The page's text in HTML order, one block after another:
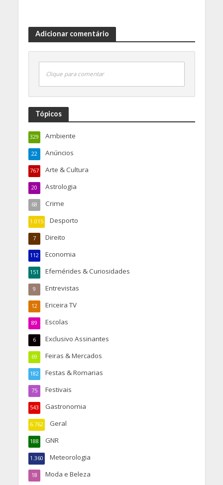
Adicionar comentário
Clique para comentar
Tópicos
Ambiente
329
Anúncios
22
Arte & Cultura
767
Astrologia
20
Crime
68
Desporto
1.015
Direito
7
Economia
112
Efemérides & Curiosidades
151
Entrevistas
9
Ericeira TV
12
Escolas
89
Exclusivo Assinantes
6
Feiras & Mercados
69
Festas & Romarias
182
Festivais
75
Gastronomia
543
Geral
6.762
GNR
188
Meteorologia
1.360
Moda e Beleza
18